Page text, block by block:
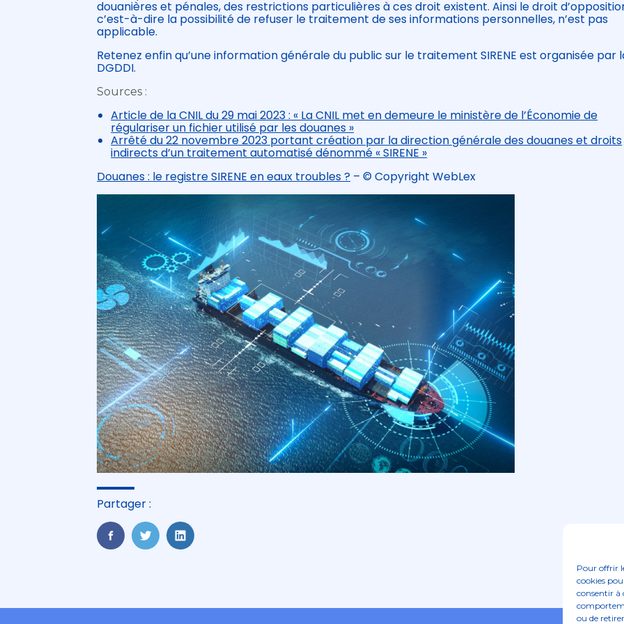
Pour offrir
cookies
consentir à
ou de
douanières et pénales, des restrictions particulières à ces droit existent. Ainsi le droit
c’est-à-dire la possibilité de refuser le traitement de ses informations personnelles, n’est pas
applicable.
Retenez enfin qu’une information générale du public sur le traitement SIRENE est organisée par
DGDDI.
Sources :
Article de la CNIL du 29 mai 2023 : « La CNIL met en demeure le ministère de l’Économie de
régulariser un fichier utilisé par les douanes »
Arrêté du 22 novembre 2023 portant création par la direction générale des douanes et droits
indirects d’un traitement automatisé dénommé « SIRENE »
Douanes : le registre SIRENE en eaux troubles ? – © Copyright WebLex
Partager :
FaceBook
TwitterLinkedIn